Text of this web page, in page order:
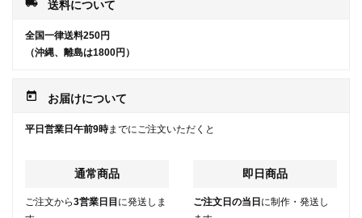
送料について
全国一律送料250円
（沖縄、離島は1800円）
today お届けについて
平日営業日午前9時までにご注文いただくと
通常商品
ご注文から3営業日目 に発送しま
即日商品
ご注文日の当日 に制作・発送し